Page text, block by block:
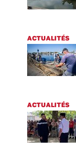
ACTUALITÉS
ACTUALITÉS